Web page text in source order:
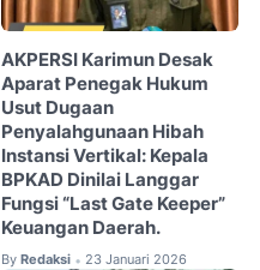
AKPERSI Karimun Desak
Aparat Penegak Hukum
Usut Dugaan
Penyalahgunaan Hibah
Instansi Vertikal: Kepala
BPKAD Dinilai Langgar
Fungsi “Last Gate Keeper”
Keuangan Daerah.
By Redaksi • 23 Januari 2026